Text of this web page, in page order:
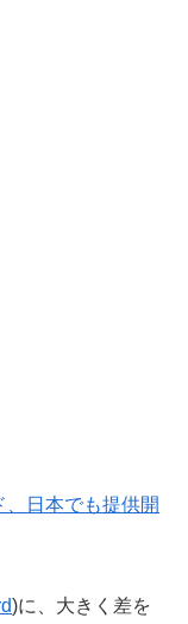
日本でも提供開
)に、大きく差を